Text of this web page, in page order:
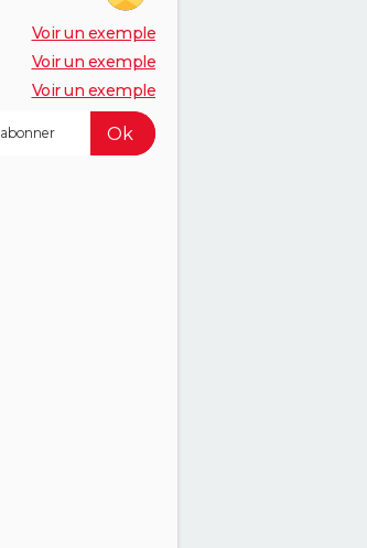
Voir un exemple
Voir un exemple
Voir un exemple